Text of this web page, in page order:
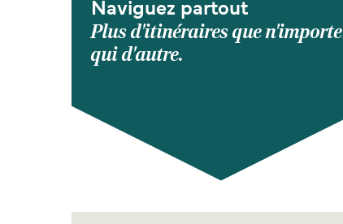
Naviguez partout
Plus d'itinéraires que n'importe
qui d'autre.